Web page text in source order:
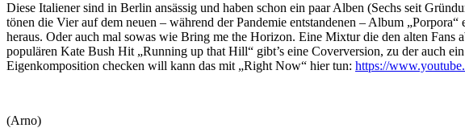
Diese Italiener sind in Berlin ansässig und haben schon ein paar Alben (Sechs seit
tönen die Vier auf dem neuen – während der Pandemie entstandenen – Album
heraus. Oder auch mal sowas wie Bring me the Horizon. Eine Mixtur die den alten Fans
populären Kate Bush Hit „Running up that Hill“ gibt’s eine Coverversion, zu der auch
Eigenkomposition checken will kann das mit „Right Now“ hier tun: https://
(Arno)